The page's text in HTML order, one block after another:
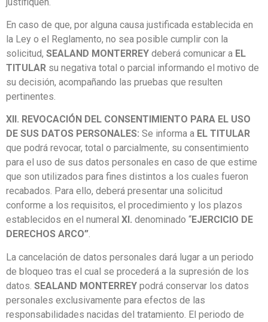
En caso de que, por alguna causa justificada establecida en
la Ley o el Reglamento, no sea posible cumplir con la
solicitud, SEALAND MONTERREY deberá comunicar a EL
TITULAR su negativa total o parcial informando el motivo de
su decisión, acompañando las pruebas que resulten
pertinentes.
XII. REVOCACIÓN DEL CONSENTIMIENTO PARA EL USO
DE SUS DATOS PERSONALES: Se informa a EL TITULAR
que podrá revocar, total o parcialmente, su consentimiento
para el uso de sus datos personales en caso de que estime
que son utilizados para fines distintos a los cuales fueron
recabados. Para ello, deberá presentar una solicitud
conforme a los requisitos, el procedimiento y los plazos
establecidos en el numeral XI. denominado “EJERCICIO DE
DERECHOS ARCO”.
La cancelación de datos personales dará lugar a un periodo
de bloqueo tras el cual se procederá a la supresión de los
datos. SEALAND MONTERREY podrá conservar los datos
personales exclusivamente para efectos de las
responsabilidades nacidas del tratamiento. El periodo de